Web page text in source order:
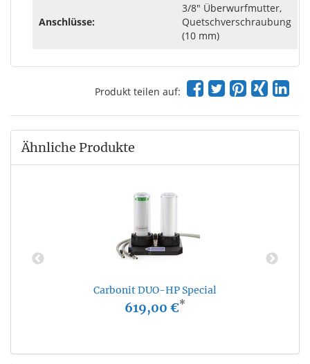
Anschlüsse:
3/8" Überwurfmutter,
Quetschverschraubung
(10 mm)
Produkt teilen auf:
Ähnliche Produkte
Carbonit DUO-HP Special
619,00 €*